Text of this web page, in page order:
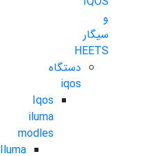
و
سیگار
HEETS
دستگاه
iqos
Iqos
iluma
modles
Iluma